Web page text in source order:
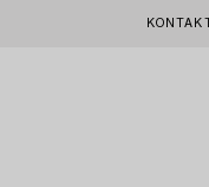
KONTAKT